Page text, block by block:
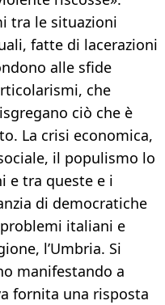
tra le situazioni
fatte di lacerazioni
alle sfide
che
ciò che è
La crisi economica,
il populismo lo
e tra queste e i
di democratiche
italiani e
l’Umbria. Si
manifestando a
fornita una risposta